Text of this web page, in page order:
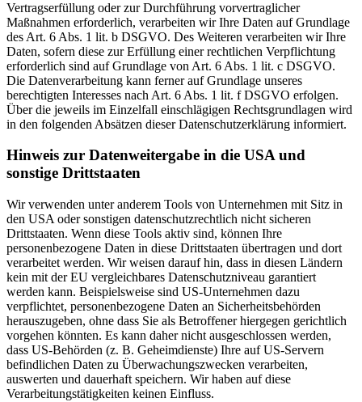
Vertragserfüllung oder zur Durchführung vorvertraglicher
Maßnahmen erforderlich, verarbeiten wir Ihre Daten auf Grundlage
des Art. 6 Abs. 1 lit. b DSGVO. Des Weiteren verarbeiten wir Ihre
Daten, sofern diese zur Erfüllung einer rechtlichen Verpflichtung
erforderlich sind auf Grundlage von Art. 6 Abs. 1 lit. c DSGVO.
Die Datenverarbeitung kann ferner auf Grundlage unseres
berechtigten Interesses nach Art. 6 Abs. 1 lit. f DSGVO erfolgen.
Über die jeweils im Einzelfall einschlägigen Rechtsgrundlagen wird
in den folgenden Absätzen dieser Datenschutzerklärung informiert.
Hinweis zur Datenweitergabe in die USA und
sonstige Drittstaaten
Wir verwenden unter anderem Tools von Unternehmen mit Sitz in
den USA oder sonstigen datenschutzrechtlich nicht sicheren
Drittstaaten. Wenn diese Tools aktiv sind, können Ihre
personenbezogene Daten in diese Drittstaaten übertragen und dort
verarbeitet werden. Wir weisen darauf hin, dass in diesen Ländern
kein mit der EU vergleichbares Datenschutzniveau garantiert
werden kann. Beispielsweise sind US-Unternehmen dazu
verpflichtet, personenbezogene Daten an Sicherheitsbehörden
herauszugeben, ohne dass Sie als Betroffener hiergegen gerichtlich
vorgehen könnten. Es kann daher nicht ausgeschlossen werden,
dass US-Behörden (z. B. Geheimdienste) Ihre auf US-Servern
befindlichen Daten zu Überwachungszwecken verarbeiten,
auswerten und dauerhaft speichern. Wir haben auf diese
Verarbeitungstätigkeiten keinen Einfluss.